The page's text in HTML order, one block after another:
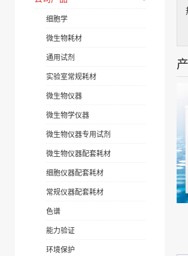
细胞学
微生物耗材
通用试剂
实验室常规耗材
微生物仪器
微生物学仪器
微生物仪器专用试剂
微生物仪器配套耗材
细胞仪器配套耗材
常规仪器配套耗材
色谱
能力验证
环境保护